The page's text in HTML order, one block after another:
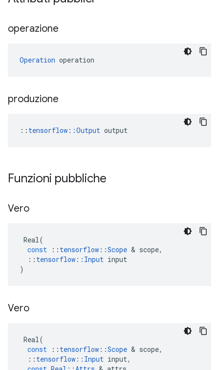
operazione
Operation operation
produzione
:: tensorflow::Output output
Funzioni pubbliche
Vero
Real(
const
:: tensorflow ::Scope & scope,
:: tensorflow :: Input input
)
Vero
Real(
const
:: tensorflow ::Scope & scope,
:: tensorflow :: Input input,